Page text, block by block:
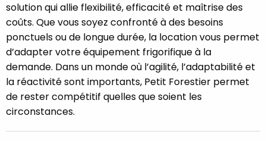
solution qui allie flexibilité, efficacité et maîtrise des
coûts. Que vous soyez confronté à des besoins
ponctuels ou de longue durée, la location vous permet
d’adapter votre équipement frigorifique à la
demande. Dans un monde où l’agilité, l’adaptabilité et
la réactivité sont importants, Petit Forestier permet
de rester compétitif quelles que soient les
circonstances.